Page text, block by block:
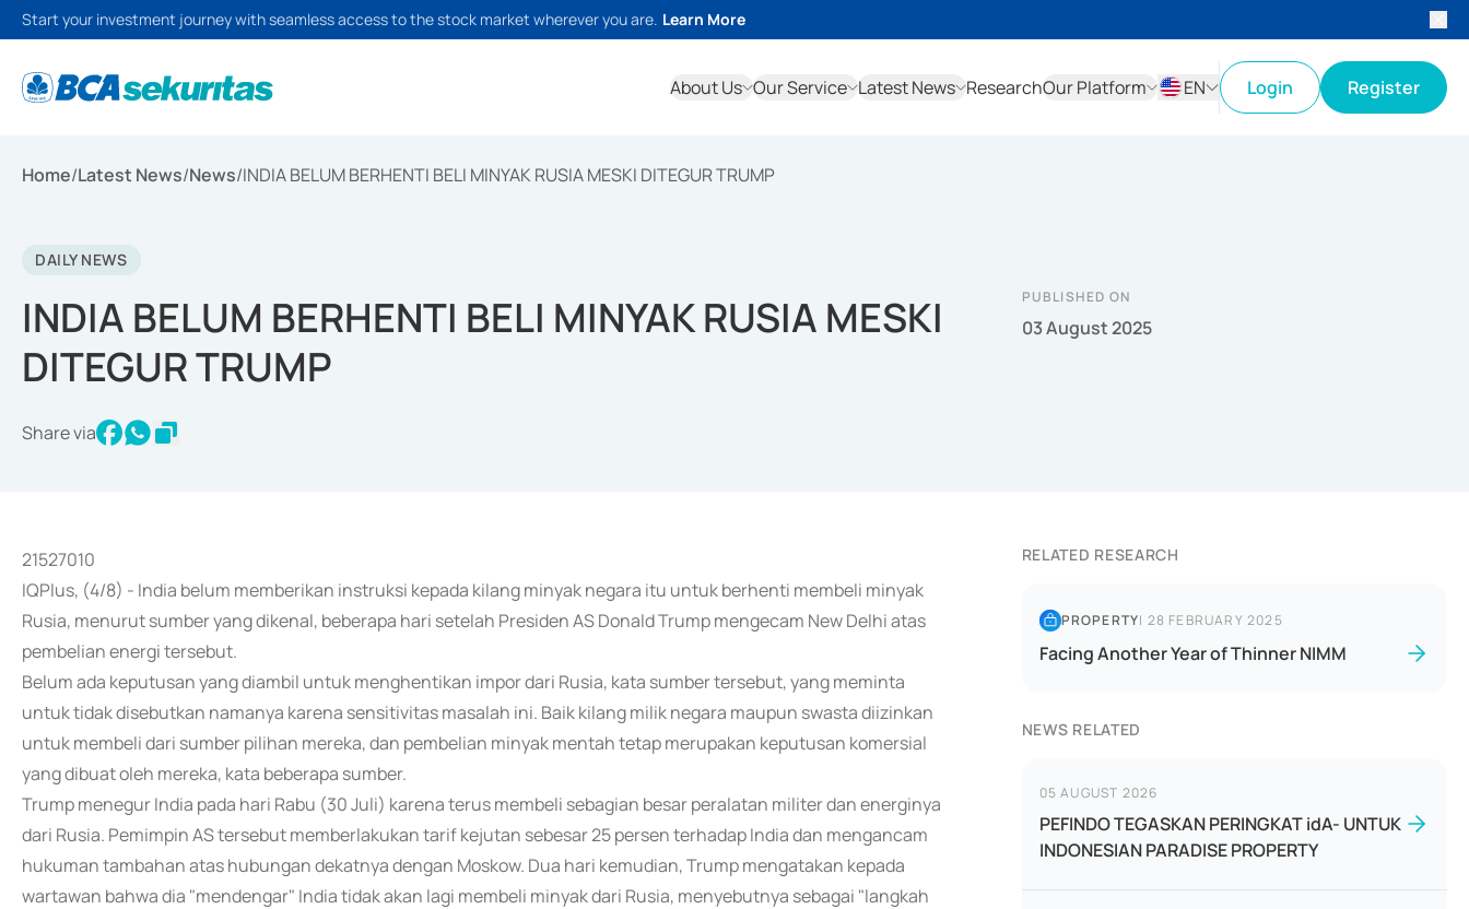
Start your investment journey with seamless access to the stock market wherever you are. Learn More
About Us Our Service Latest News ResearchOur Platform
EN
Login Register
Home/Latest News/News/INDIA BELUM BERHENTI BELI MINYAK RUSIA MESKI DITEGUR TRUMP
DAILY NEWS
INDIA BELUM BERHENTI BELI MINYAK RUSIA MESKI
DITEGUR TRUMP
Share via
PUBLISHED ON
03 August 2025
21527010
IQPlus, (4/8) - India belum memberikan instruksi kepada kilang minyak negara itu untuk berhenti membeli minyak
Rusia, menurut sumber yang dikenal, beberapa hari setelah Presiden AS Donald Trump mengecam New Delhi atas
pembelian energi tersebut.
Belum ada keputusan yang diambil untuk menghentikan impor dari Rusia, kata sumber tersebut, yang meminta
untuk tidak disebutkan namanya karena sensitivitas masalah ini. Baik kilang milik negara maupun swasta diizinkan
untuk membeli dari sumber pilihan mereka, dan pembelian minyak mentah tetap merupakan keputusan komersial
yang dibuat oleh mereka, kata beberapa sumber.
Trump menegur India pada hari Rabu (30 Juli) karena terus membeli sebagian besar peralatan militer dan energinya
dari Rusia. Pemimpin AS tersebut memberlakukan tarif kejutan sebesar 25 persen terhadap India dan mengancam
hukuman tambahan atas hubungan dekatnya dengan Moskow. Dua hari kemudian, Trump mengatakan kepada
wartawan bahwa dia "mendengar" India tidak akan lagi membeli minyak dari Rusia, menyebutnya sebagai "langkah
RELATED RESEARCH
PROPERTY| 28 FEBRUARY 2025
Facing Another Year of Thinner NIMM
NEWS RELATED
05 AUGUST 2026
PEFINDO TEGASKAN PERINGKAT idA- UNTUK
INDONESIAN PARADISE PROPERTY